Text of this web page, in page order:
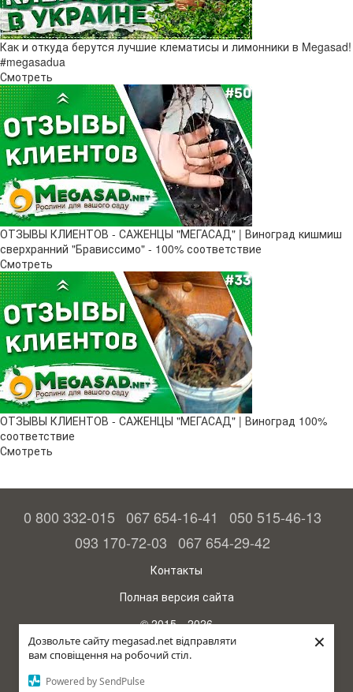
Дозвольте сайту megasad.net відправляти
вам сповіщення на робочий стіл.
Powered by SendPulse
×
Как и откуда берутся лучшие клематисы и лимонники в Megasad!
#megasadua
Смотреть
ОТЗЫВЫ КЛИЕНТОВ - САЖЕНЦЫ "МЕГАСАД" | Виноград кишмиш
сверхранний "Брависсимо" - 100% соответствие
Смотреть
ОТЗЫВЫ КЛИЕНТОВ - САЖЕНЦЫ "МЕГАСАД" | Виноград 100%
соответствие
Смотреть
0 800 332-015 067 654-16-41
050 515-46-13
093 170-72-03 067 654-29-42
Контакты
Полная версия сайта
© 2015—2026
Megasad - гарантия высокого урожая